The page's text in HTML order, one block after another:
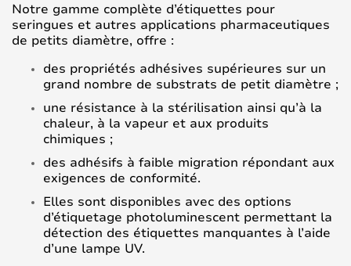
Notre gamme complète d’étiquettes pour
seringues et autres applications pharmaceutiques
de petits diamètre, offre :
des propriétés adhésives supérieures sur un
grand nombre de substrats de petit diamètre ;
une résistance à la stérilisation ainsi qu’à la
chaleur, à la vapeur et aux produits
chimiques ;
des adhésifs à faible migration répondant aux
exigences de conformité.
Elles sont disponibles avec des options
d’étiquetage photoluminescent permettant la
détection des étiquettes manquantes à l’aide
d’une lampe UV.